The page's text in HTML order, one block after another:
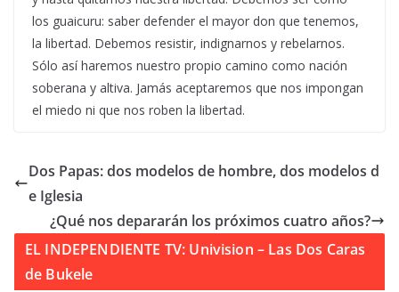
los guaicuru: saber defender el mayor don que tenemos,
la libertad. Debemos resistir, indignarnos y rebelarnos.
Sólo así haremos nuestro propio camino como nación
soberana y altiva. Jamás aceptaremos que nos impongan
el miedo ni que nos roben la libertad.
Dos Papas: dos modelos de hombre, dos modelos d
e Iglesia
¿Qué nos depararán los próximos cuatro años?
EL INDEPENDIENTE TV: Univision – Las Dos Caras
de Bukele